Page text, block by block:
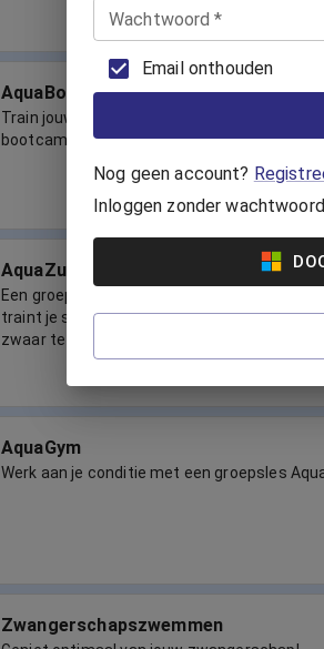
AquaBootcamp
Train jouw conditie en kracht met een
bootcamp in het water!
AquaZumba
Een groepsles in met vrolijke Zumba-moves.
traint je spieren en blijft fit, zonder je
zwaar te belasten.
AquaGym
Werk aan je conditie met een groepsles
Zwangerschapszwemmen
Wachtwoord *
Email onthouden
Nog geen account?
Inloggen zonder